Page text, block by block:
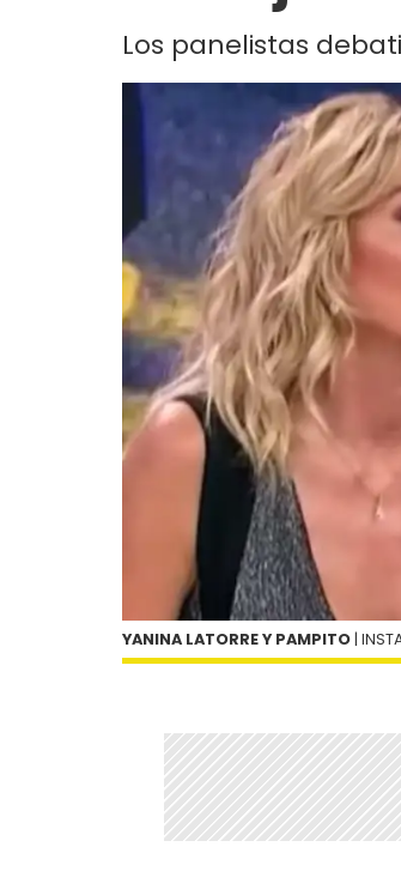
Los panelistas
YANINA LATORRE Y PAMPITO |